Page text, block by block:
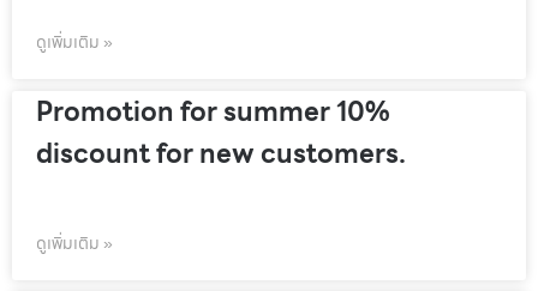
ดูเพิ่มเติม »
Promotion for summer 10%
discount for new customers.
ดูเพิ่มเติม »